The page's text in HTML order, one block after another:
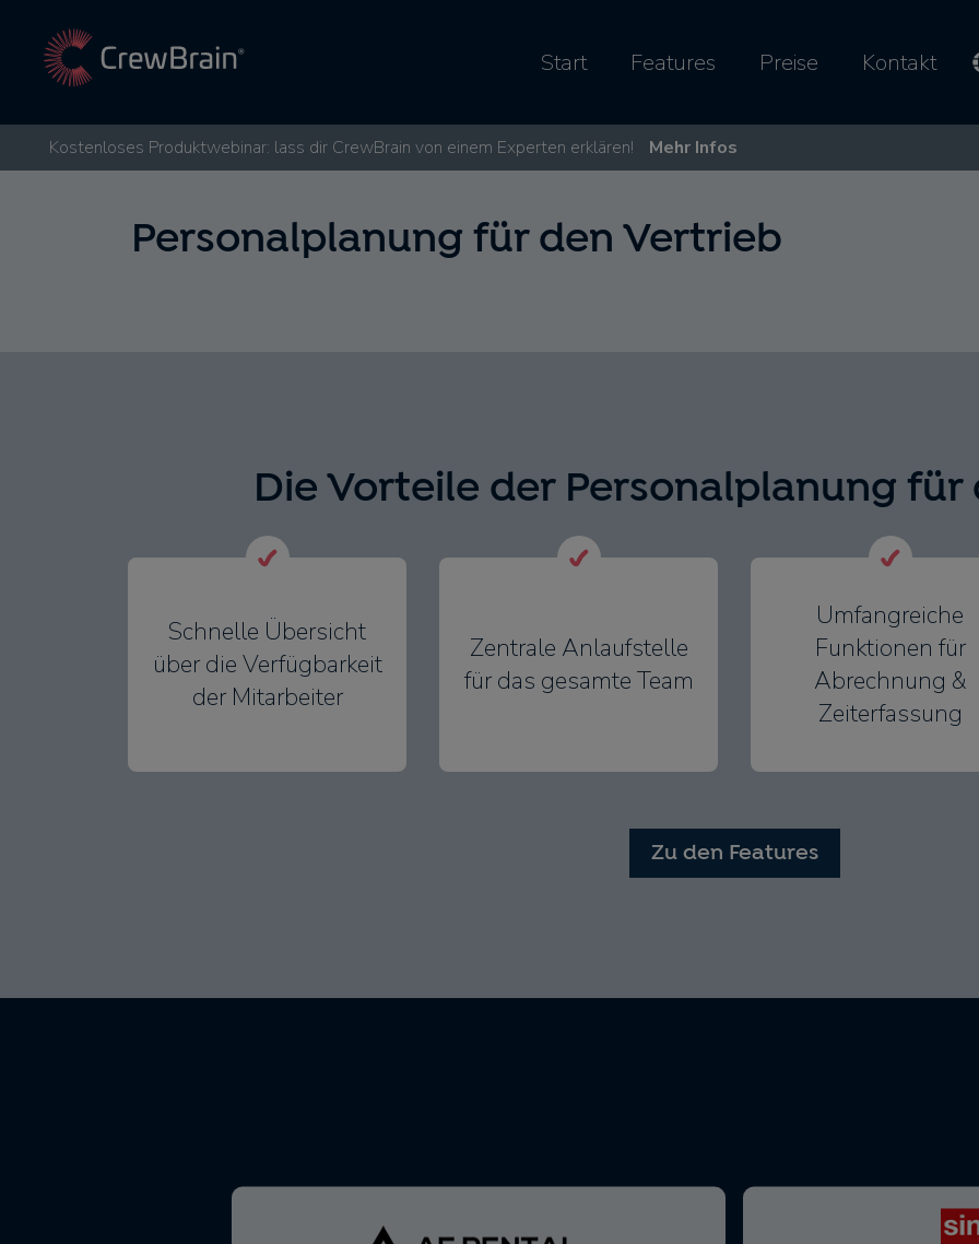
Start Features Preise Kontakt
Kostenloses Produktwebinar: lass dir CrewBrain von einem Experten erklären! Mehr Infos
Personalplanung für den Vertrieb
Die Vorteile der Personalplanung für
Schnelle Übersicht
über die Verfügbarkeit
der Mitarbeiter
Zentrale Anlaufstelle
für das gesamte Team
Umfangreiche
Funktionen für
Abrechnung &
Zeiterfassung
Zu den Features